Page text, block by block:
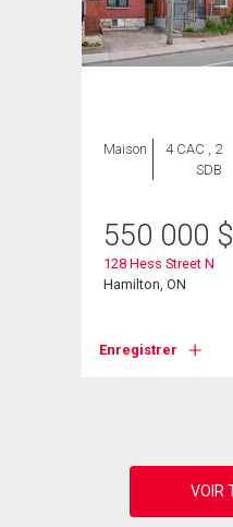
Maison
4 CAC , 2
SDB
550 000 $
128 Hess Street N
Hamilton, ON
Enregistrer